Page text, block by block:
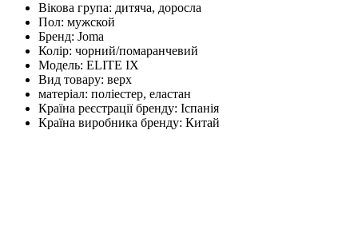
Вікова група: дитяча, доросла
Пол: мужской
Бренд: Joma
Колір: чорний/помаранчевий
Модель: ELITE IX
Вид товару: верх
матеріал: поліестер, еластан
Країна реєстрації бренду: Іспанія
Країна виробника бренду: Китай